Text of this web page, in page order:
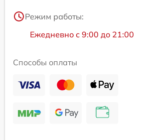
Режим работы:
Ежедневно с 9:00 до 21:00
Способы оплаты